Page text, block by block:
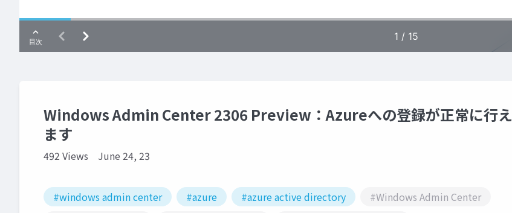
Windows Admin Center 2306 Preview：Azureへの登録が正常に行え
ます
492 Views June 24, 23
#windows admin center #azure #azure active directory
#Windows Admin Center